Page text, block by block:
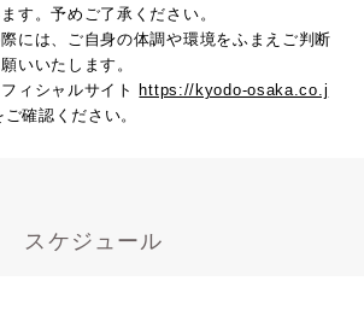
す。予めご了承ください。
には、ご自身の体調や環境をふまえご判断
いいたします。
ィシャルサイト
https://kyodo-osaka.co.j
確認ください。
スケジュール